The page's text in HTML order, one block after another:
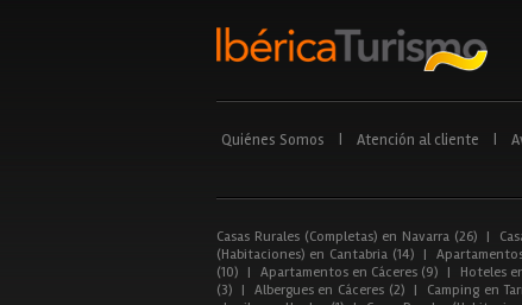
Quiénes Somos Atención al cliente
Casas Rurales (Completas) en Navarra (26) |
(Habitaciones) en Cantabria (14)
|
(10)
| Apartamentos en Cáceres (9) | Hoteles
(3)
| Albergues en Cáceres (2) | Camping en